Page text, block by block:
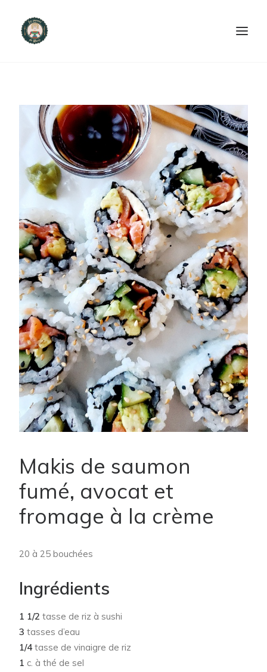
PRODUITS ET SERVICES
NOUS CONTACTER
RECETTES
FAQ
Makis de saumon
fumé, avocat et
fromage à la crème
20 à 25 bouchées
Ingrédients
1 1/2 tasse de riz à sushi
3 tasses d’eau
1/4 tasse de vinaigre de riz
1 c. à thé de sel